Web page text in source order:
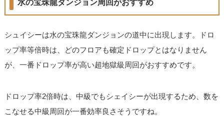
水の宝珠龍ダンジョン周回がおすすめ
シュイシーは水の宝珠龍ダンジョンの道中に出現します。ドロ
ップ率等倍時は、どのフロアも確定ドロップとはなりません
が、一番ドロップ率が高い超地獄級周回がおすすめです。
ドロップ率2倍時は、中級でもシェイシーが出現するため、数を
こなせる中級周回が一番効率良さそうですね。